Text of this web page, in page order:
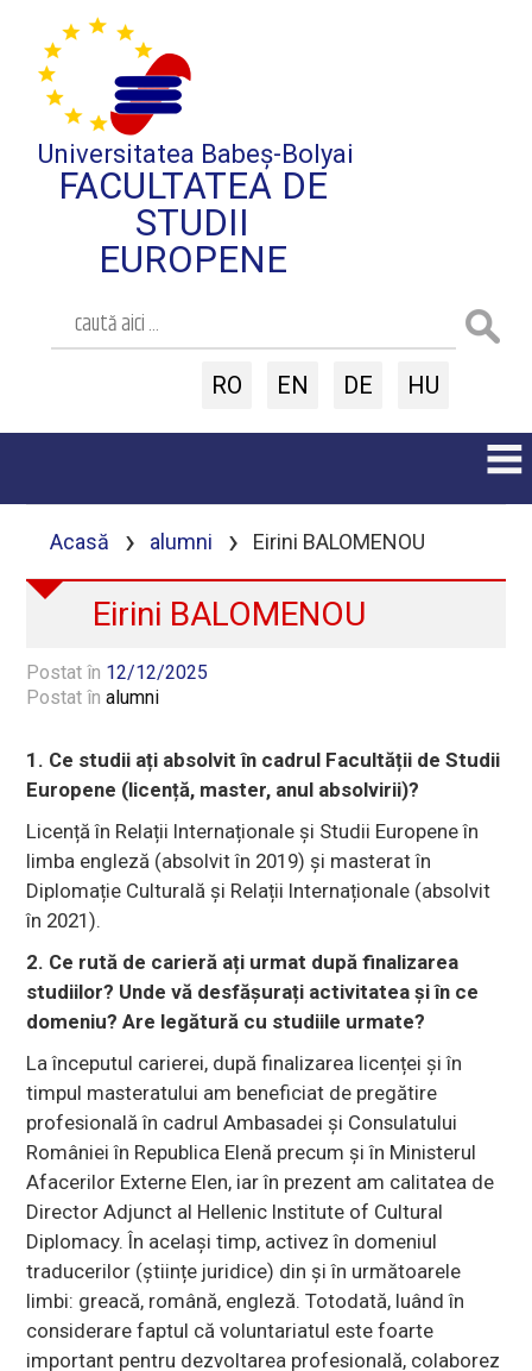
Universitatea Babeș-Bolyai
FACULTATEA DE
STUDII
EUROPENE
RO EN DE HU
Acasă › alumni › Eirini BALOMENOU
Eirini BALOMENOU
Postat în 12/12/2025
Postat înalumni
1. Ce studii ați absolvit în cadrul Facultății de Studii
Europene (licență, master, anul absolvirii)?
Licență în Relații Internaționale și Studii Europene în
limba engleză (absolvit în 2019) și masterat în
Diplomație Culturală și Relații Internaționale (absolvit
în 2021).
2. Ce rută de carieră ați urmat după finalizarea
studiilor? Unde vă desfășurați activitatea și în ce
domeniu? Are legătură cu studiile urmate?
La începutul carierei, după finalizarea licenței și în
timpul masteratului am beneficiat de pregătire
profesională în cadrul Ambasadei și Consulatului
României în Republica Elenă precum și în Ministerul
Afacerilor Externe Elen, iar în prezent am calitatea de
Director Adjunct al Hellenic Institute of Cultural
Diplomacy. În același timp, activez în domeniul
traducerilor (științe juridice) din și în următoarele
limbi: greacă, română, engleză. Totodată, luând în
considerare faptul că voluntariatul este foarte
important pentru dezvoltarea profesională, colaborez